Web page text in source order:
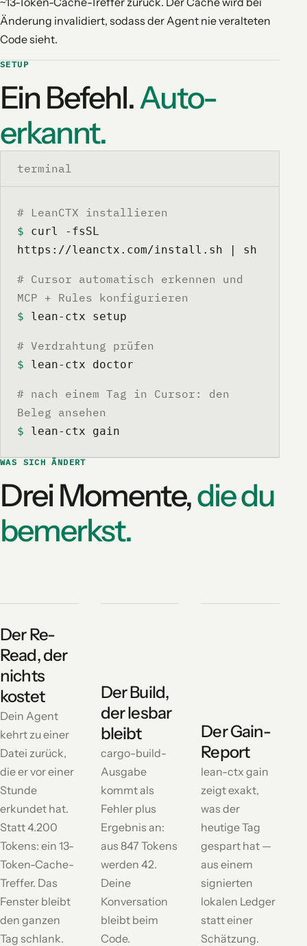
Änderung invalidiert, sodass der Agent nie veralteten
Code sieht.
SETUP
Ein Befehl.Auto-
erkannt.
terminal
# LeanCTX installieren
$ curl -fsSL
https://leanctx.com/install.sh | sh
# Cursor automatisch erkennen und
MCP + Rules konfigurieren
$ lean-ctx setup
# Verdrahtung prüfen
$ lean-ctx doctor
# nach einem Tag in Cursor: den
Beleg ansehen
$ lean-ctx gain
WAS SICH ÄNDERT
Drei Momente,die du
bemerkst.
Der Re-
Read, der
nichts
kostet
Dein Agent
kehrt zu einer
Datei zurück,
die er vor einer
Stunde
erkundet hat.
Statt 4.200
Tokens: ein 13-
Token-Cache-
Treffer. Das
Fenster bleibt
den ganzen
Tag schlank.
Der Build,
der lesbar
bleibt
cargo-build-
Ausgabe
kommt als
Fehler plus
Ergebnis an:
aus 847 Tokens
werden 42.
Deine
Konversation
bleibt beim
Code.
Der Gain-
Report
lean-ctx gain
zeigt exakt,
was der
heutige Tag
gespart hat —
aus einem
signierten
lokalen Ledger
statt einer
Schätzung.